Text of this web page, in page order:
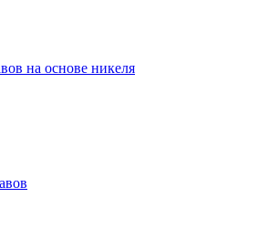
на основе никеля